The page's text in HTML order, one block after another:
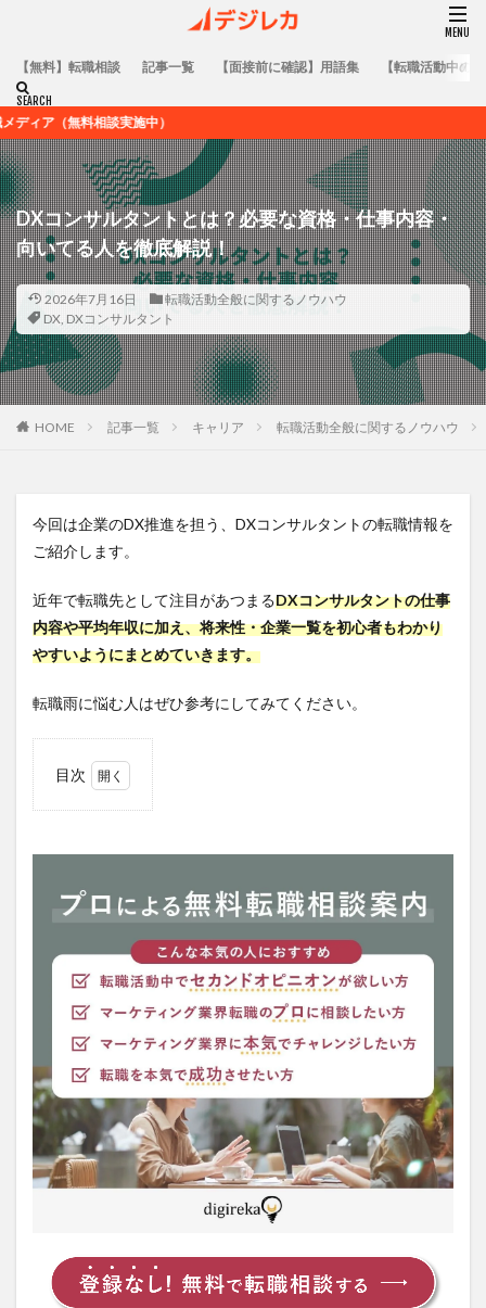
【無料】転職相談 記事一覧 【面接前に確認】用語集 【転職活動中の
中）
DXコンサルタントとは？必要な資格・仕事内容・
向いてる人を徹底解説！
2026年7月16日
転職活動全般に関するノウハウ
DX, DXコンサルタント
HOME 記事一覧 キャリア 転職活動全般に関するノウハウ
今回は企業のDX推進を担う、DXコンサルタントの転職情報を
ご紹介します。
近年で転職先として注目があつまるDXコンサルタントの仕事
内容や平均年収に加え、将来性・企業一覧を初心者もわかり
やすいようにまとめていきます。
転職雨に悩む人はぜひ参考にしてみてください。
目次
トと
は？
1.1
企業
推進
を行
うコ
ンサ
ルタ
ント
1.2
2018
年ご
して
浸透